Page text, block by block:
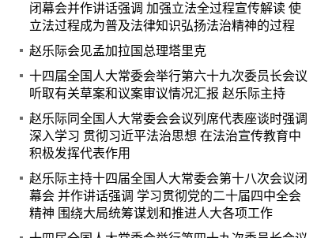
闭幕会并作讲话强调 加强立法全过程宣传解读 使
立法过程成为普及法律知识弘扬法治精神的过程
赵乐际会见孟加拉国总理塔里克
十四届全国人大常委会举行第六十九次委员长会议
听取有关草案和议案审议情况汇报 赵乐际主持
赵乐际同全国人大常委会会议列席代表座谈时强调
深入学习 贯彻习近平法治思想 在法治宣传教育中
积极发挥代表作用
赵乐际主持十四届全国人大常委会第十八次会议闭
幕会 并作讲话强调 学习贯彻党的二十届四中全会
精神 围绕大局统筹谋划和推进人大各项工作